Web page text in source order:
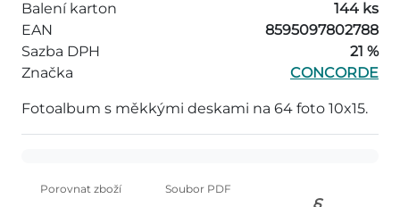
Balení karton
144 ks
EAN
8595097802788
Sazba DPH
21 %
Značka
CONCORDE
Fotoalbum s měkkými deskami na 64 foto 10x15.
Porovnat zboží Soubor PDF